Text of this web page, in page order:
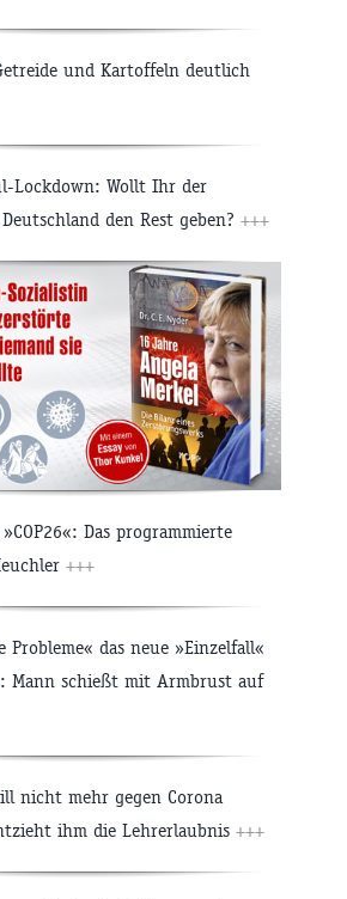
und Kartoffeln deutlich
Lockdown: Wollt Ihr der
den Rest geben? +++
Das programmierte
+++
Probleme« das neue »Einzelfall«
Mann schießt mit Armbrust auf
nicht mehr gegen Corona
ihm die Lehrerlaubnis +++